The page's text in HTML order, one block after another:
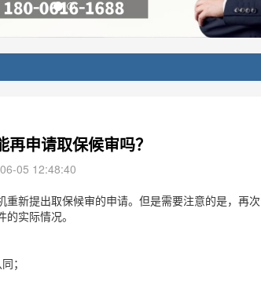
申请取保候审吗？
05 12:48:40
新提出取保候审的申请。但是需要注意的是，再次
实际情况。
；